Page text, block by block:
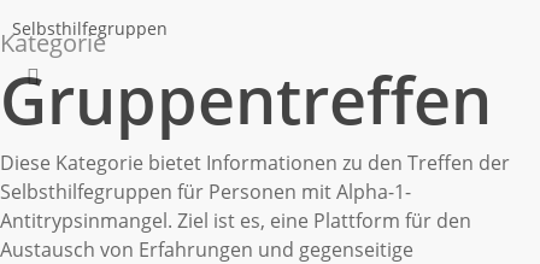
Selbsthilfegruppen
suchen
Kategorie
Gruppentreffen
Diese Kategorie bietet Informationen zu den Treffen der
Selbsthilfegruppen für Personen mit Alpha-1-
Antitrypsinmangel. Ziel ist es, eine Plattform für den
Austausch von Erfahrungen und gegenseitige